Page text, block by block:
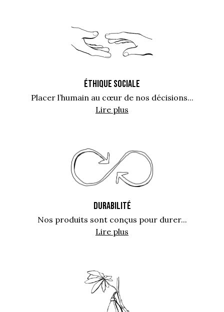
ÉTHIQUE SOCIALE
Placer l’humain au cœur de nos décisions...
Lire plus
DURABILITÉ
Nos produits sont conçus pour durer...
Lire plus